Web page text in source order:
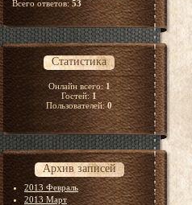
Всего ответов:53
Статистика
Онлайн всего:1
Гостей:1
Пользователей:0
Архив записей
2013 Февраль
2013 Март